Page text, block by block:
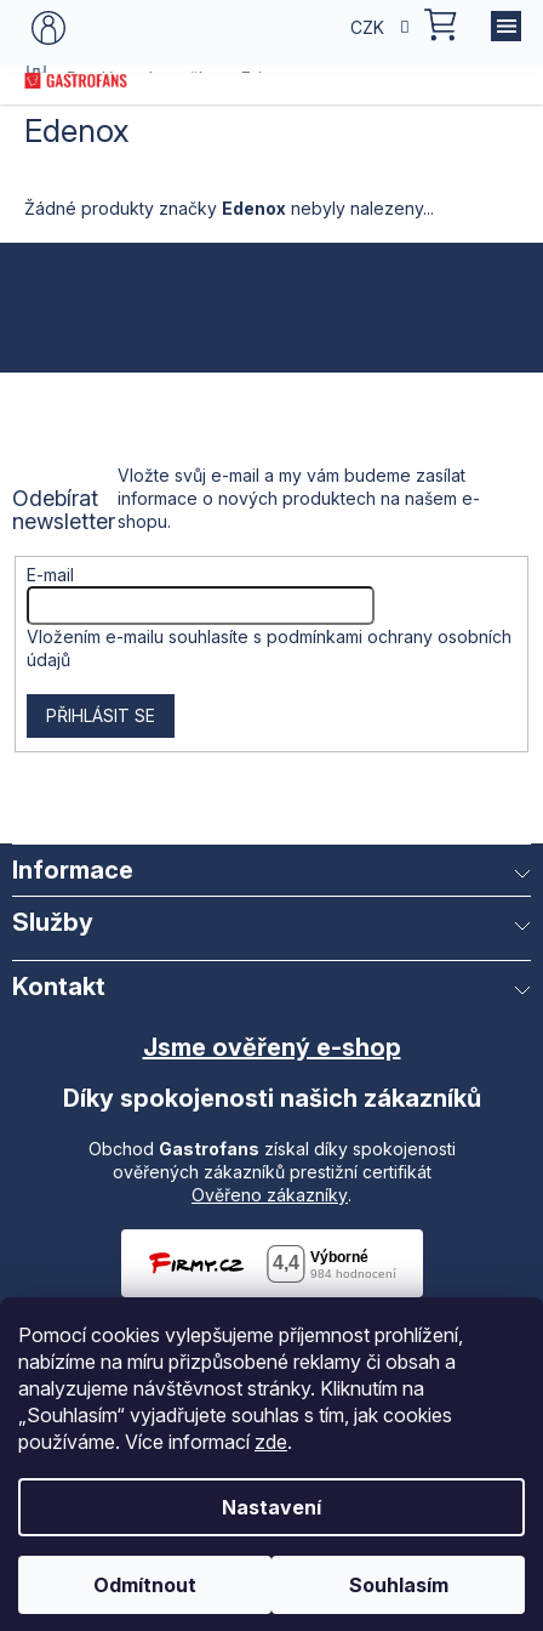
Pomocí cookies vylepšujeme příjemnost prohlížení,
nabízíme na míru přizpůsobené reklamy či obsah a
analyzujeme návštěvnost stránky. Kliknutím na
„Souhlasím“ vyjadřujete souhlas s tím, jak cookies
používáme. Více informací zde.
Nastavení
Odmítnout Souhlasím
Přejít
CZK
Domů
Prodávané značky Edenox
Edenox
Žádné produkty značky Edenox nebyly nalezeny...
p
Odebírat
newsletter
Vložte svůj e-mail a my vám budeme zasílat
informace o nových produktech na našem e-
shopu.
E-mail
Vložením e-mailu souhlasíte s podmínkami ochrany osobních
údajů
PŘIHLÁSIT SE
Informace
Služby
Kontakt
Jsme ověřený e-shop
Díky spokojenosti našich zákazníků
Obchod Gastrofans získal díky spokojenosti
ověřených zákazníků prestižní certifikát
Ověřeno zákazníky.
Gastrofans.cz
Upravit nastavení cookies